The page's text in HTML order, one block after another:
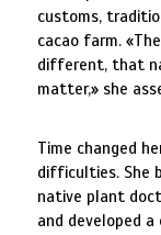
customs,
cacao farm.
different, that
matter,» she
Time changed
difficulties. She
native plant
and developed